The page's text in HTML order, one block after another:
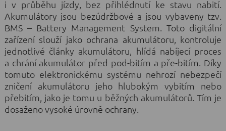
i v průběhu jízdy, bez přihlédnutí ke stavu nabití.
Akumulátory jsou bezúdržbové a jsou vybaveny tzv.
BMS – Battery Management System. Toto digitální
zařízení slouží jako ochrana akumulátoru, kontroluje
jednotlivé články akumulátoru, hlídá nabíjecí proces
a chrání akumulátor před pod-bitím a pře-bitím. Díky
tomuto elektronickému systému nehrozí nebezpečí
zničení akumulátoru jeho hlubokým vybitím nebo
přebitím, jako je tomu u běžných akumulátorů. Tím je
dosaženo vysoké úrovně ochrany.